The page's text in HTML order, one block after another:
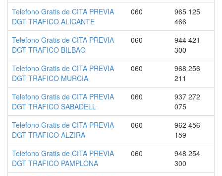
Telefono Gratis de CITA PREVIA
DGT TRAFICO ALICANTE
060
965 125
466
Telefono Gratis de CITA PREVIA
DGT TRAFICO BILBAO
060
944 421
300
Telefono Gratis de CITA PREVIA
DGT TRAFICO MURCIA
060
968 256
211
Telefono Gratis de CITA PREVIA
DGT TRAFICO SABADELL
060
937 272
075
Telefono Gratis de CITA PREVIA
DGT TRAFICO ALZIRA
060
962 456
159
Telefono Gratis de CITA PREVIA
DGT TRAFICO PAMPLONA
060
948 254
300